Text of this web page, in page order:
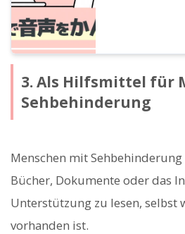
3. Als Hilfsmittel für
Sehbehinderung
Menschen mit
Bücher, Dokumente oder das
Unterstützung zu lesen, selbst
vorhanden ist.